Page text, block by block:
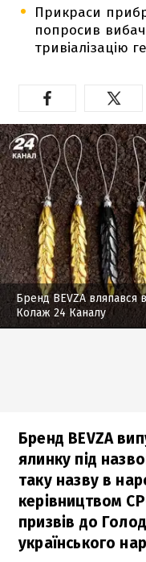
Прикраси
попросив
тривіалізацію
Бренд BEVZA вляпався
Колаж 24 Каналу
Бренд BEVZA
ялинку під
таку назву в
керівництвом
призвів до
українського